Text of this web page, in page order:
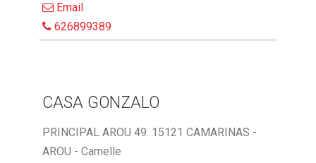
Email
626899389
CASA GONZALO
PRINCIPAL AROU 49. 15121 CAMARINAS -
AROU - Camelle